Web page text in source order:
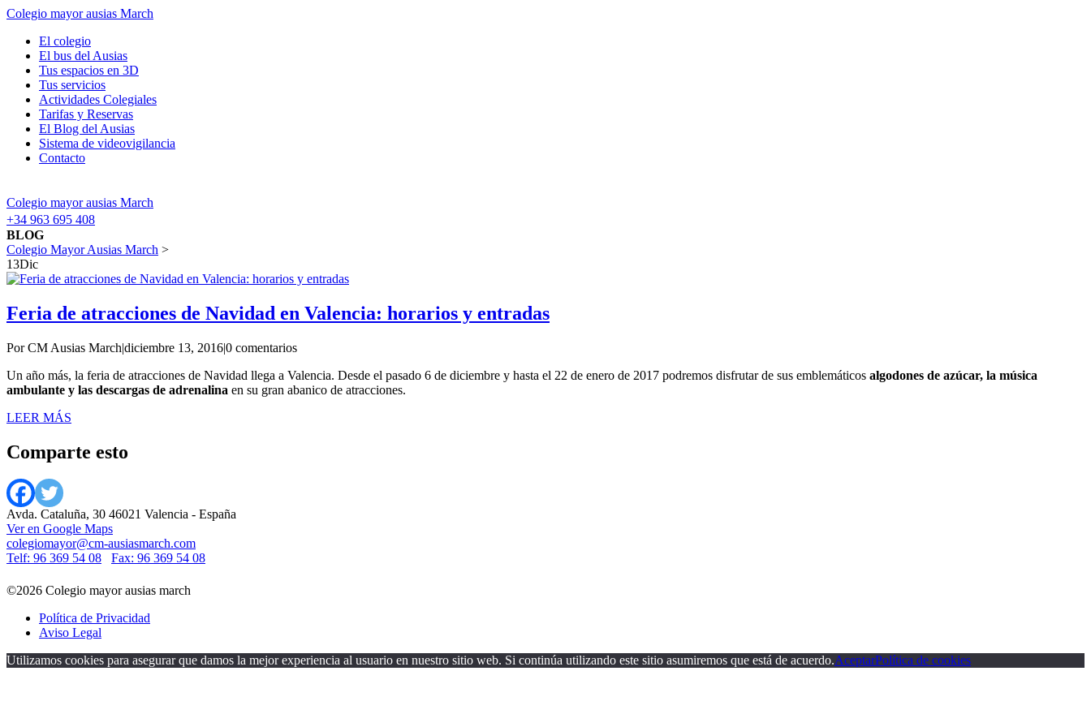
Colegio mayor ausias March
El colegio
El bus del Ausias
Tus espacios en 3D
Tus servicios
Actividades Colegiales
Tarifas y Reservas
El Blog del Ausias
Sistema de videovigilancia
Contacto
Colegio mayor ausias March
+34 963 695 408
BLOG
Colegio Mayor Ausias March >
13Dic
Feria de atracciones de Navidad en Valencia: horarios y entradas
Por CM Ausias March|diciembre 13, 2016|0 comentarios
Un año más, la feria de atracciones de Navidad llega a Valencia. Desde el pasado 6 de diciembre y hasta el 22 de enero de 2017 podremos disfrutar de sus emblemáticos algodones de azúcar, la música
ambulante y las descargas de adrenalina en su gran abanico de atracciones.
LEER MÁS
Comparte esto
Avda. Cataluña, 30 46021 Valencia - España
Ver en Google Maps
colegiomayor@cm-ausiasmarch.com
Telf: 96 369 54 08
Fax: 96 369 54 08
©2026 Colegio mayor ausias march
Política de Privacidad
Aviso Legal
Utilizamos cookies para asegurar que damos la mejor experiencia al usuario en nuestro sitio web. Si continúa utilizando este sitio asumiremos que está de acuerdo.AceptarPolítica de cookies